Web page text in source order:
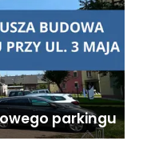
parkingu